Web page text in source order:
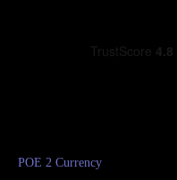
POE 2 Currency